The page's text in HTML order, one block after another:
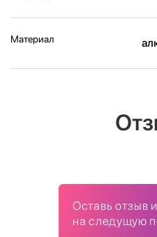
Материал
Оставь отзыв и
на следущую